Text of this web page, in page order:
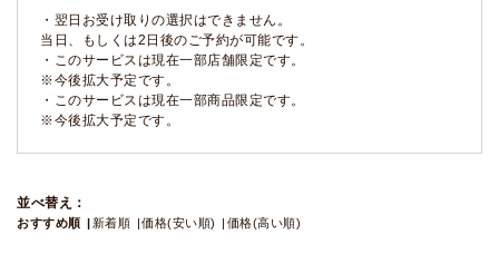
・翌日お受け取りの選択はできません。
当日、もしくは2日後のご予約が可能です。
・このサービスは現在一部店舗限定です。
※今後拡大予定です。
・このサービスは現在一部商品限定です。
※今後拡大予定です。
並べ替え：
おすすめ順 新着順 価格(安い順) 価格(高い順)